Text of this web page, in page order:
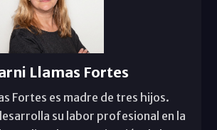
Llamas Fortes
Fortes es madre de tres hijos.
su labor profesional en la